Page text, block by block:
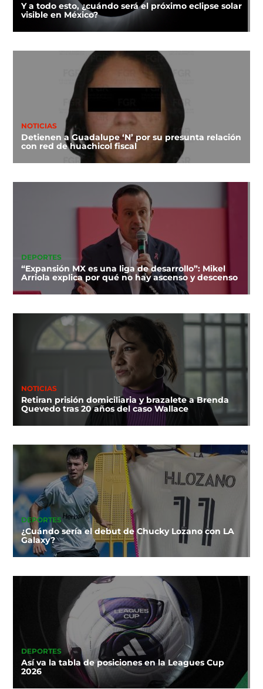
Y a todo esto, ¿cuándo será el próximo eclipse solar
visible en México?
NOTICIAS
Detienen a Guadalupe ‘N’ por su presunta relación
con red de huachicol fiscal
DEPORTES
“Expansión MX es una liga de desarrollo”: Mikel
Arriola explica por qué no hay ascenso y descenso
NOTICIAS
Retiran prisión domiciliaria y brazalete a Brenda
Quevedo tras 20 años del caso Wallace
DEPORTES
¿Cuándo sería el debut de Chucky Lozano con LA
Galaxy?
DEPORTES
Así va la tabla de posiciones en la Leagues Cup
2026